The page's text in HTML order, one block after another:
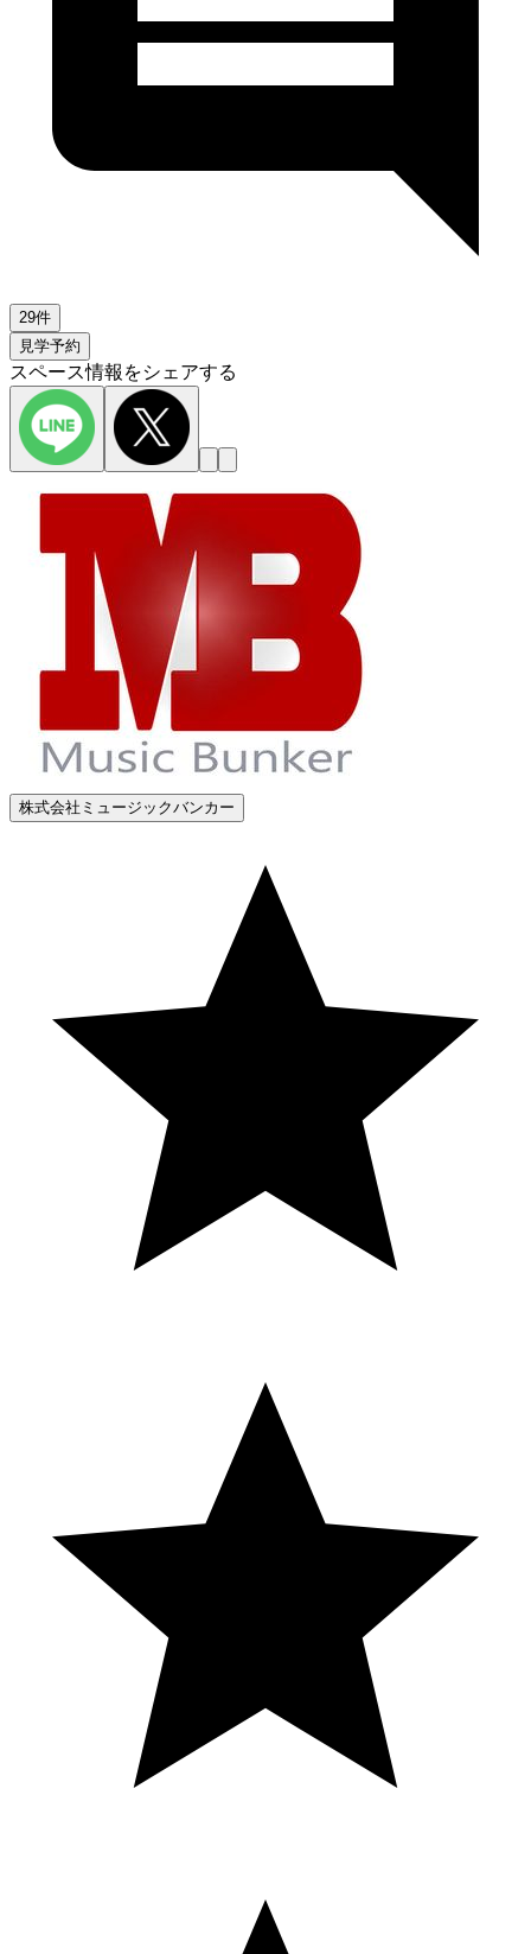
29件
見学予約
スペース情報をシェアする
株式会社ミュージックバンカー